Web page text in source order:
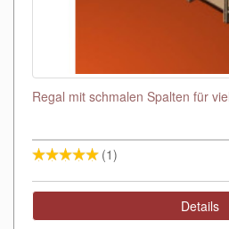
Regal mit schmalen Spalten für
(1)
Details